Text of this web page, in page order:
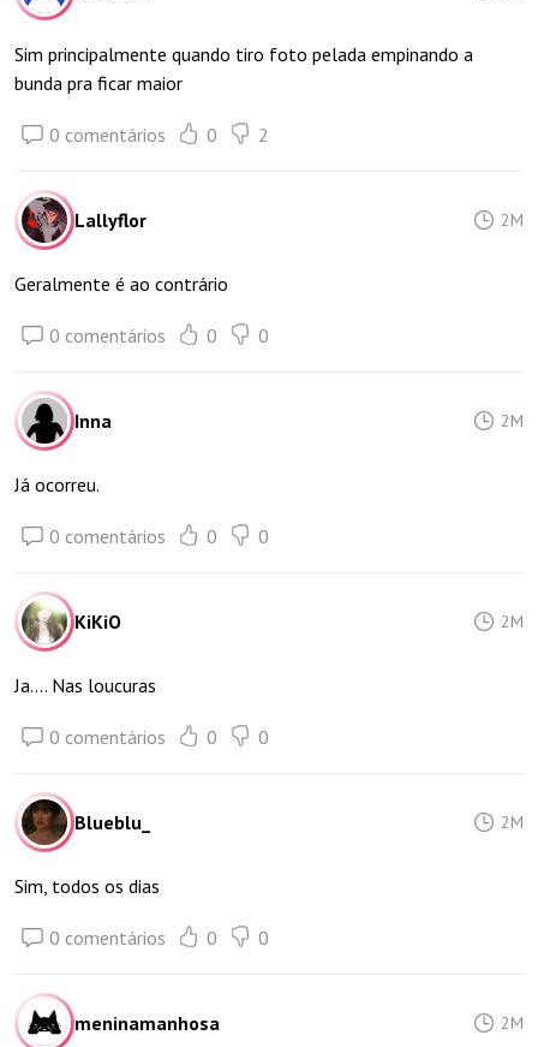
Sim principalmente quando tiro foto pelada empinando a
bunda pra ficar maior
0 comentários 0 2
Lallyflor 2M
Geralmente é ao contrário
0 comentários 0 0
Inna 2M
Já ocorreu.
0 comentários 0 0
KiKiO 2M
Ja.... Nas loucuras
0 comentários 0 0
Blueblu_ 2M
Sim, todos os dias
0 comentários 0 0
meninamanhosa 2M